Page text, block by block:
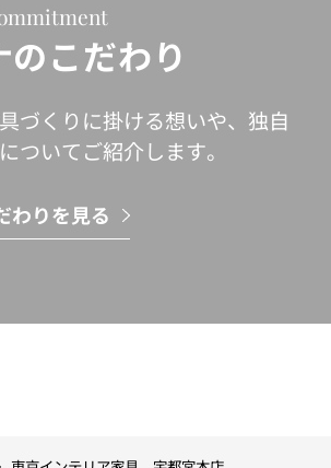
こだわり
づくりに掛ける想いや、独自
ついてご紹介します。
わりを見る